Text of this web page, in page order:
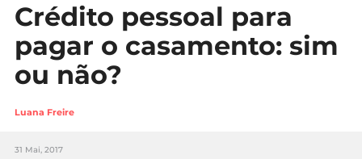
Carreira
Casa
Lifestyle
Sociedade
Crédito pessoal para
pagar o casamento: sim
ou não?
Luana Freire
31 Mai, 2017